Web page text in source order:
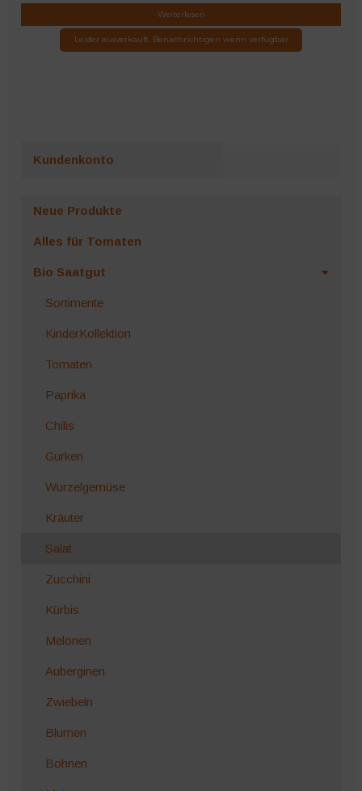
Weiterlesen
Leider ausverkauft. Benachrichtigen wenn verfügbar
Kundenkonto
Neue Produkte
Alles für Tomaten
Bio Saatgut
Sortimente
KinderKollektion
Tomaten
Paprika
Chilis
Gurken
Wurzelgemüse
Kräuter
Salat
Zucchini
Kürbis
Melonen
Auberginen
Zwiebeln
Blumen
Bohnen